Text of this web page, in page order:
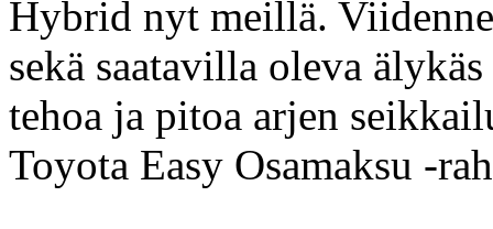
Hybrid nyt meillä.
sekä saatavilla oleva
tehoa ja pitoa arjen
Toyota Easy Osamaksu -